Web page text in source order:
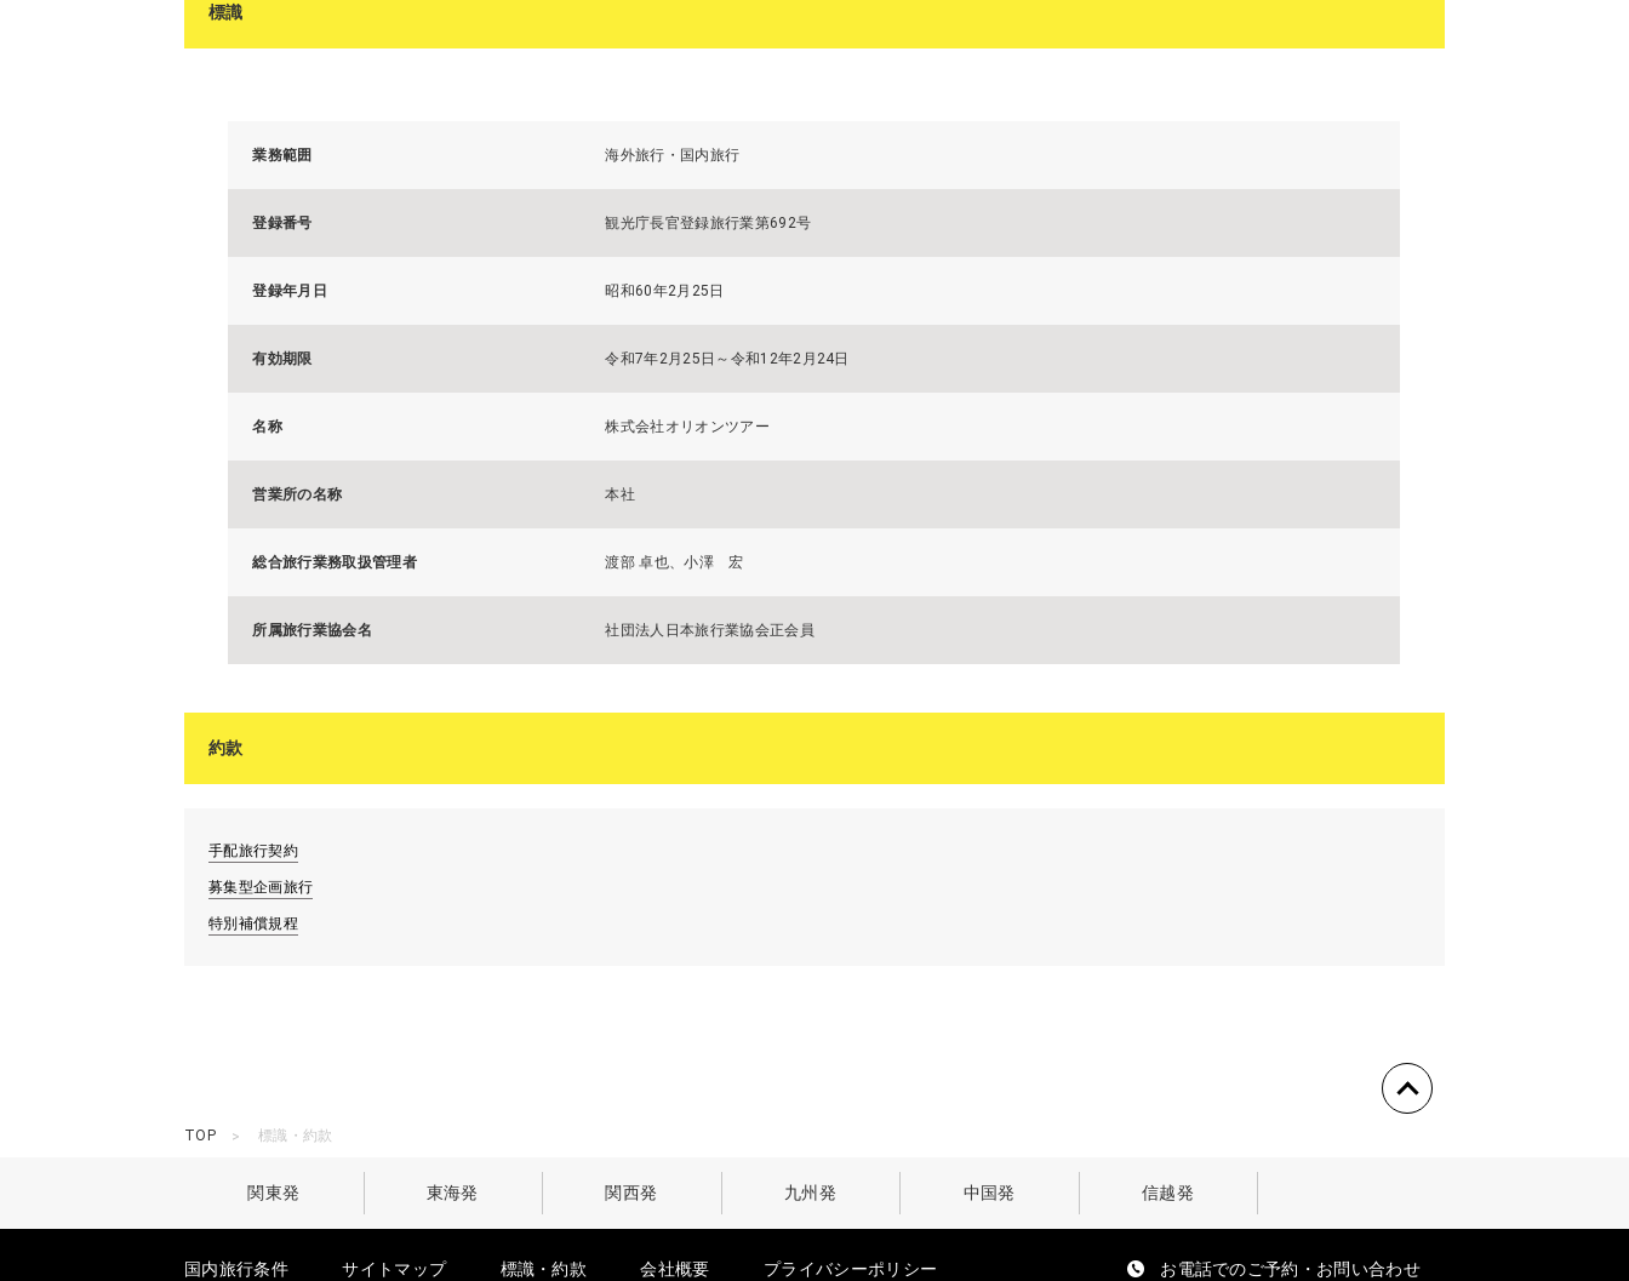
標識
業務範囲 海外旅行・国内旅行
登録番号 観光庁長官登録旅行業第692号
登録年月日 昭和60年2月25日
有効期限 令和7年2月25日～令和12年2月24日
名称 株式会社オリオンツアー
営業所の名称 本社
総合旅行業務取扱管理者 渡部 卓也、小澤 宏
所属旅行業協会名 社団法人日本旅行業協会正会員
約款
手配旅行契約
募集型企画旅行
特別補償規程
TOP 標識・約款
関東発 東海発 関西発 九州発 中国発 信越発
お電話でのご予約・お問い合わせ
国内旅行条件 サイトマップ 標識・約款 会社概要 プライバシーポリシー